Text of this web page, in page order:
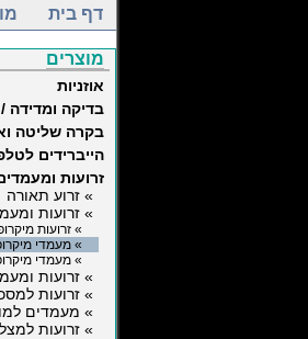
דף בית
מוצרים
אוזניות
בדיקה ומדידה /
בקרה שליטה
הייברידים
זרועות
» זרוע תאורה
» זרועות
» זרועות
» מעמדי
» מעמדי
» זרועות
» זרועות
» מעמדים
» זרועות